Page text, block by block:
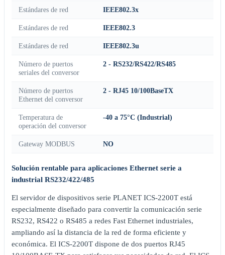
Estándares de red IEEE802.3x
Estándares de red IEEE802.3
Estándares de red IEEE802.3u
Número de puertos
seriales del conversor
2 - RS232/RS422/RS485
Número de puertos
Ethernet del conversor
2 - RJ45 10/100BaseTX
Temperatura de
operación del conversor
-40 a 75°C (Industrial)
Gateway MODBUS NO
Solución rentable para aplicaciones Ethernet serie a
industrial RS232/422/485
El servidor de dispositivos serie PLANET ICS-2200T está
especialmente diseñado para convertir la comunicación serie
RS232, RS422 o RS485 a redes Fast Ethernet industriales,
ampliando así la distancia de la red de forma eficiente y
económica. El ICS-2200T dispone de dos puertos RJ45